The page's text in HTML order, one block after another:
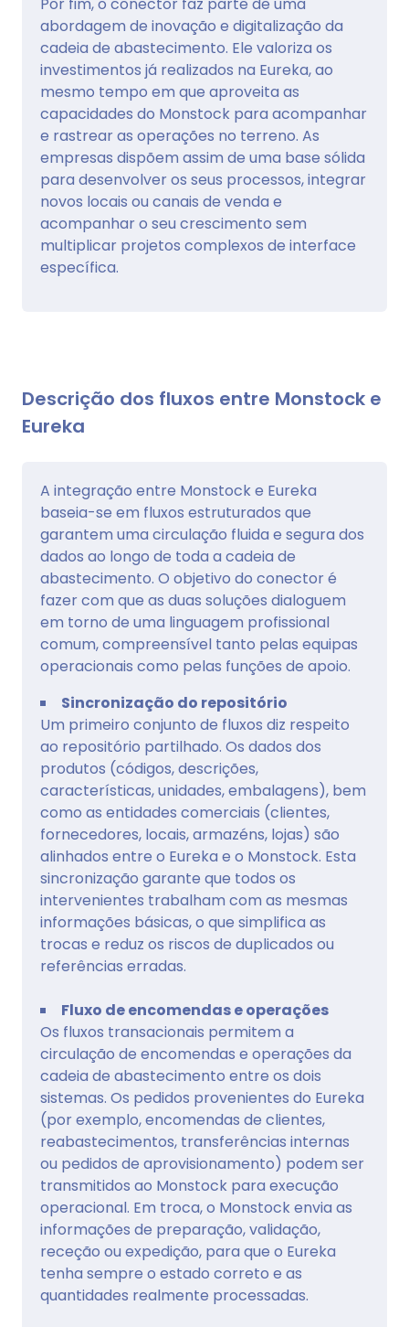
abordagem de inovação e digitalização da
cadeia de abastecimento. Ele valoriza os
investimentos já realizados na Eureka, ao
mesmo tempo em que aproveita as
capacidades do Monstock para acompanhar
e rastrear as operações no terreno. As
empresas dispõem assim de uma base sólida
para desenvolver os seus processos, integrar
novos locais ou canais de venda e
acompanhar o seu crescimento sem
multiplicar projetos complexos de interface
específica.
Descrição dos fluxos entre Monstock e
Eureka
A integração entre Monstock e Eureka
baseia-se em fluxos estruturados que
garantem uma circulação fluida e segura dos
dados ao longo de toda a cadeia de
abastecimento. O objetivo do conector é
fazer com que as duas soluções dialoguem
em torno de uma linguagem profissional
comum, compreensível tanto pelas equipas
operacionais como pelas funções de apoio.
Sincronização do repositório
Um primeiro conjunto de fluxos diz respeito
ao repositório partilhado. Os dados dos
produtos (códigos, descrições,
características, unidades, embalagens), bem
como as entidades comerciais (clientes,
fornecedores, locais, armazéns, lojas) são
alinhados entre o Eureka e o Monstock. Esta
sincronização garante que todos os
intervenientes trabalham com as mesmas
informações básicas, o que simplifica as
trocas e reduz os riscos de duplicados ou
referências erradas.
Fluxo de encomendas e operações
Os fluxos transacionais permitem a
circulação de encomendas e operações da
cadeia de abastecimento entre os dois
sistemas. Os pedidos provenientes do Eureka
(por exemplo, encomendas de clientes,
reabastecimentos, transferências internas
ou pedidos de aprovisionamento) podem ser
transmitidos ao Monstock para execução
operacional. Em troca, o Monstock envia as
informações de preparação, validação,
receção ou expedição, para que o Eureka
tenha sempre o estado correto e as
quantidades realmente processadas.